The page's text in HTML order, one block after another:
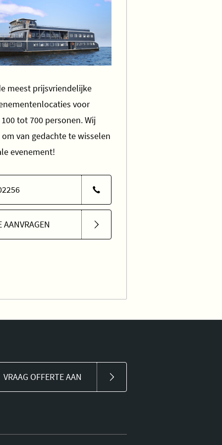
meest prijsvriendelijke
voor
tot 700 personen. Wij
van gedachte te wisselen
evenement!
AANVRAGEN
VRAAG OFFERTE AAN